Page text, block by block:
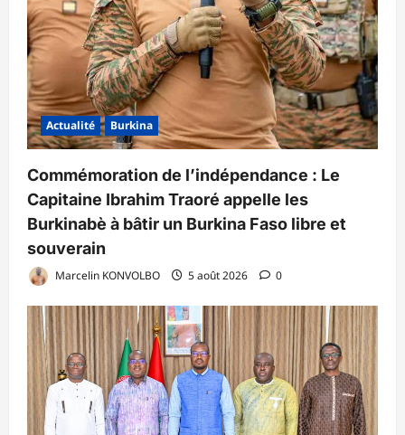
Actualité Burkina
Commémoration de l’indépendance : Le
Capitaine Ibrahim Traoré appelle les
Burkinabè à bâtir un Burkina Faso libre et
souverain
Marcelin KONVOLBO 5 août 2026 0